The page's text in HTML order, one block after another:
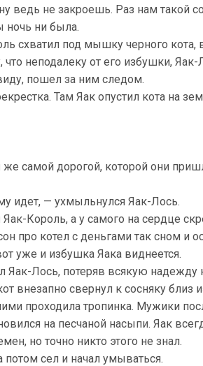
ведь не закроешь. Раз нам такой
ночь ни была.
схватил под мышку черного кота,
неподалеку от его избушки,
пошел за ним следом.
Там Яак опустил кота на
самой дорогой, которой они
идет, — ухмыльнулся Яак-Лось.
Король, а у самого на сердце
про котел с деньгами так сном и
уже и избушка Яака виднеется.
Яак-Лось, потеряв всякую надежду
внезапно свернул к сосняку близ
проходила тропинка. Мужики
на песчаной насыпи. Яак
но точно никто этого не знал.
сел и начал умываться.